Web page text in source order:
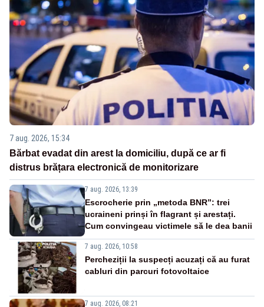
7 aug. 2026, 15:34
Bărbat evadat din arest la domiciliu, după ce ar fi
distrus brățara electronică de monitorizare
7 aug. 2026, 13:39
Escrocherie prin „metoda BNR”: trei
ucraineni prinși în flagrant și arestați.
Cum convingeau victimele să le dea banii
7 aug. 2026, 10:58
Percheziții la suspecți acuzați că au furat
cabluri din parcuri fotovoltaice
7 aug. 2026, 08:21